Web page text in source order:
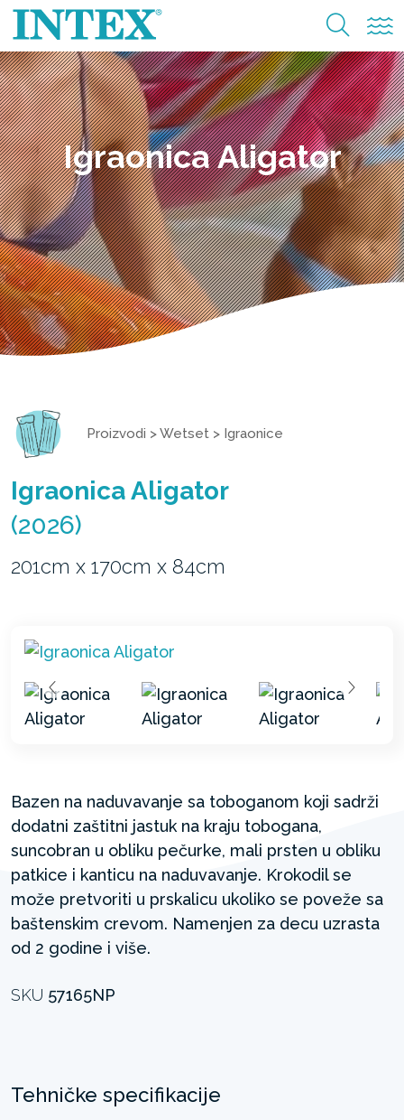
Igraonica Aligator
Proizvodi >Wetset > Igraonice
Igraonica Aligator
(2026)
201cm x 170cm x 84cm
Bazen na naduvavanje sa toboganom koji sadrži
dodatni zaštitni jastuk na kraju tobogana,
suncobran u obliku pečurke, mali prsten u obliku
patkice i kanticu na naduvavanje. Krokodil se
može pretvoriti u prskalicu ukoliko se poveže sa
baštenskim crevom. Namenjen za decu uzrasta
od 2 godine i više.
SKU 57165NP
Tehničke specifikacije